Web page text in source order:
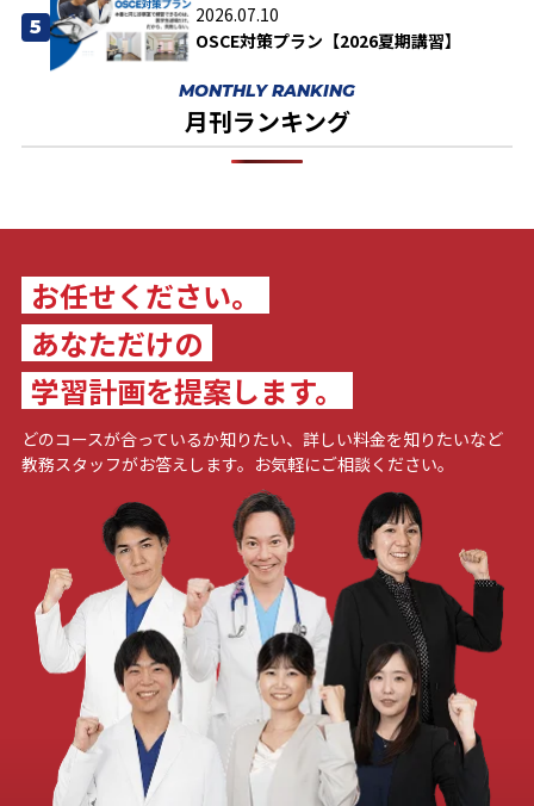
5
2026.07.10
OSCE対策プラン【2026夏期講習】
MONTHLY RANKING
月刊ランキング
お任せください。
あなただけの
学習計画を提案します。
どのコースが合っているか知りたい、詳しい料金を知りたいなど
教務スタッフがお答えします。お気軽にご相談ください。